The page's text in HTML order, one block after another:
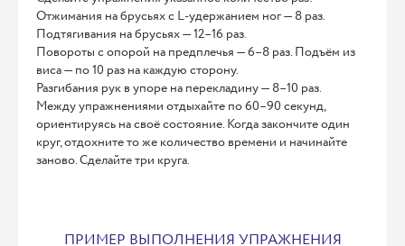
Отжимания на брусьях с L-удержанием ног — 8 раз.
Подтягивания на брусьях — 12–16 раз.
Повороты с опорой на предплечья — 6–8 раз. Подъём из
виса — по 10 раз на каждую сторону.
Разгибания рук в упоре на перекладину — 8–10 раз.
Между упражнениями отдыхайте по 60–90 секунд,
ориентируясь на своё состояние. Когда закончите один
круг, отдохните то же количество времени и начинайте
заново. Сделайте три круга.
ПРИМЕР ВЫПОЛНЕНИЯ УПРАЖНЕНИЯ